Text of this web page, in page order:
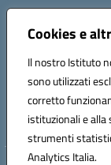
Cookies e
Il nostro Istituto
sono utilizzati
corretto
istituzionali e
strumenti
Analytics Italia.
Indirizzo:
Centralino:
Codice fiscale:
Codice meccanografico:
Codice Indice delle